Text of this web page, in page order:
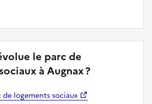
le parc de
à Augnax ?
logements sociaux